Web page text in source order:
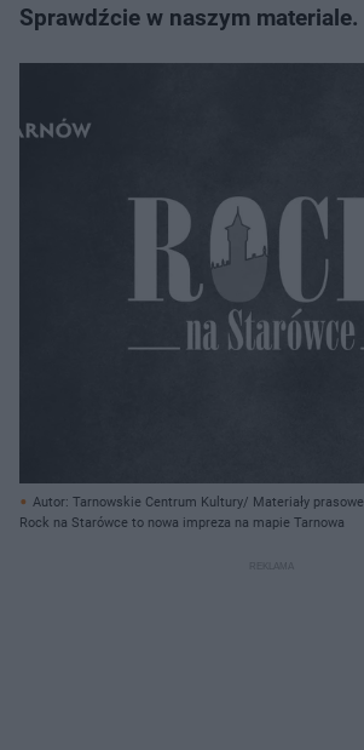
Sprawdźcie w naszym materiale.
Autor: Tarnowskie Centrum Kultury/ Materiały prasowe
Rock na Starówce to nowa impreza na mapie Tarnowa